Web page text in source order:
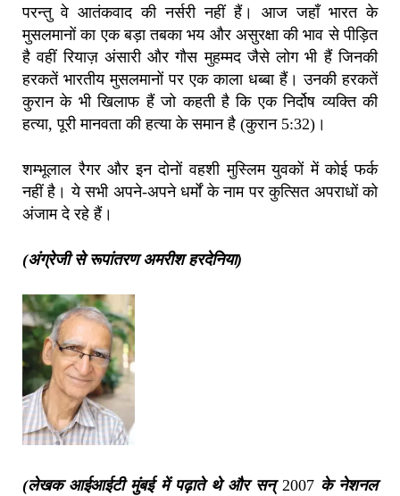
परन्तु वे आतंकवाद की नर्सरी नहीं हैं। आज जहाँ भारत के
मुसलमानों का एक बड़ा तबका भय और असुरक्षा की भाव से पीड़ित
है वहीं रियाज़ अंसारी और गौस मुहम्मद जैसे लोग भी हैं जिनकी
हरकतें भारतीय मुसलमानों पर एक काला धब्बा हैं। उनकी हरकतें
कुरान के भी खिलाफ हैं जो कहती है कि एक निर्दोष व्यक्ति की
हत्या, पूरी मानवता की हत्या के समान है (कुरान 5:32)।
शम्भूलाल रैगर और इन दोनों वहशी मुस्लिम युवकों में कोई फर्क
नहीं है। ये सभी अपने-अपने धर्मों के नाम पर कुत्सित अपराधों को
अंजाम दे रहे हैं।
(अंग्रेजी से रूपांतरण अमरीश हरदेनिया)
(लेखक आईआईटी मुंबई में पढ़ाते थे और सन् 2007के नेशनल